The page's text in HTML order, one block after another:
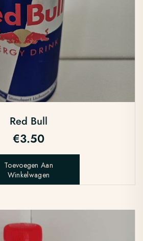
Red Bull
€3.50
Toevoegen Aan
Winkelwagen